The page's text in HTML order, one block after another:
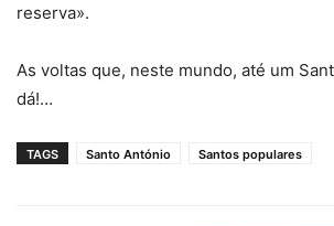
reserva».
As voltas que, neste mundo, até um
dá!…
TAGS Santo António Santos populares